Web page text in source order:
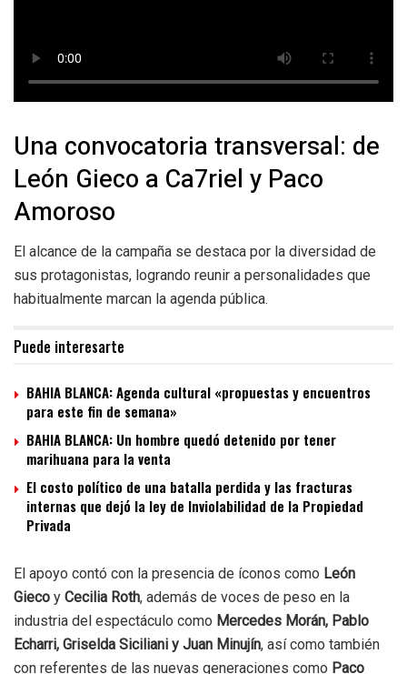
Una convocatoria transversal: de
León Gieco a Ca7riel y Paco
Amoroso
El alcance de la campaña se destaca por la diversidad de
sus protagonistas, logrando reunir a personalidades que
habitualmente marcan la agenda pública.
Puede interesarte
BAHIA BLANCA: Agenda cultural «propuestas y encuentros
para este fin de semana»
BAHIA BLANCA: Un hombre quedó detenido por tener
marihuana para la venta
El costo político de una batalla perdida y las fracturas
internas que dejó la ley de Inviolabilidad de la Propiedad
Privada
El apoyo contó con la presencia de íconos como León
Gieco y Cecilia Roth, además de voces de peso en la
industria del espectáculo como Mercedes Morán, Pablo
Echarri, Griselda Siciliani y Juan Minujín, así como también
con referentes de las nuevas generaciones como Paco